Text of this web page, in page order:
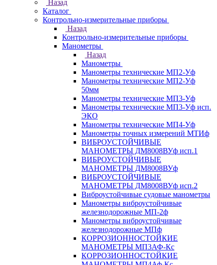
Назад
Каталог
Контрольно-измерительные приборы
Назад
Контрольно-измерительные приборы
Манометры
Назад
Манометры
Манометры технические МП2-Уф
Манометры технические МП2-Уф
50мм
Манометры технические МП3-Уф
Манометры технические МП3-Уф исп.
ЭКО
Манометры технические МП4-Уф
Манометры точных измерений МТИф
ВИБРОУСТОЙЧИВЫЕ
МАНОМЕТРЫ ДМ8008ВУф исп.1
ВИБРОУСТОЙЧИВЫЕ
МАНОМЕТРЫ ДМ8008ВУф
ВИБРОУСТОЙЧИВЫЕ
МАНОМЕТРЫ ДМ8008ВУф исп.2
Виброустойчивые судовые манометры
Манометры виброустойчивые
железнодорожные МП-2ф
Манометры виброустойчивые
железнодорожные МПф
КОРРОЗИОННОСТОЙКИЕ
МАНОМЕТРЫ МП3АФ-Кс
КОРРОЗИОННОСТОЙКИЕ